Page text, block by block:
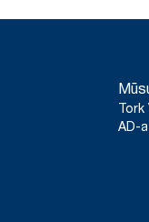
Tork
AD-